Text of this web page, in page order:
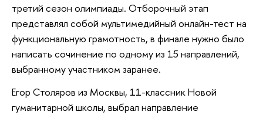
третий сезон олимпиады. Отборочный этап
представлял собой мультимедийный онлайн-тест на
функциональную грамотность, в финале нужно было
написать сочинение по одному из 15 направлений,
выбранному участником заранее.
Егор Столяров из Москвы, 11-классник Новой
гуманитарной школы, выбрал направление